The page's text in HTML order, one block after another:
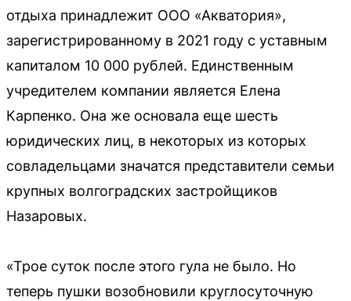
отдыха принадлежит ООО «Акватория»,
зарегистрированному в 2021 году с уставным
капиталом 10 000 рублей. Единственным
учредителем компании является Елена
Карпенко. Она же основала еще шесть
юридических лиц, в некоторых из которых
совладельцами значатся представители семьи
крупных волгоградских застройщиков
Назаровых.
«Трое суток после этого гула не было. Но
теперь пушки возобновили круглосуточную